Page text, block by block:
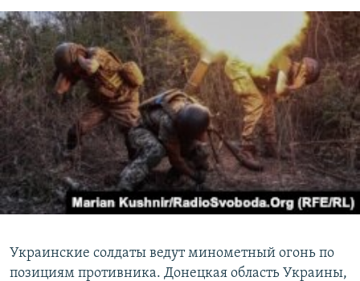
Украинские солдаты ведут минометный огонь по
позициям противника. Донецкая область Украины,